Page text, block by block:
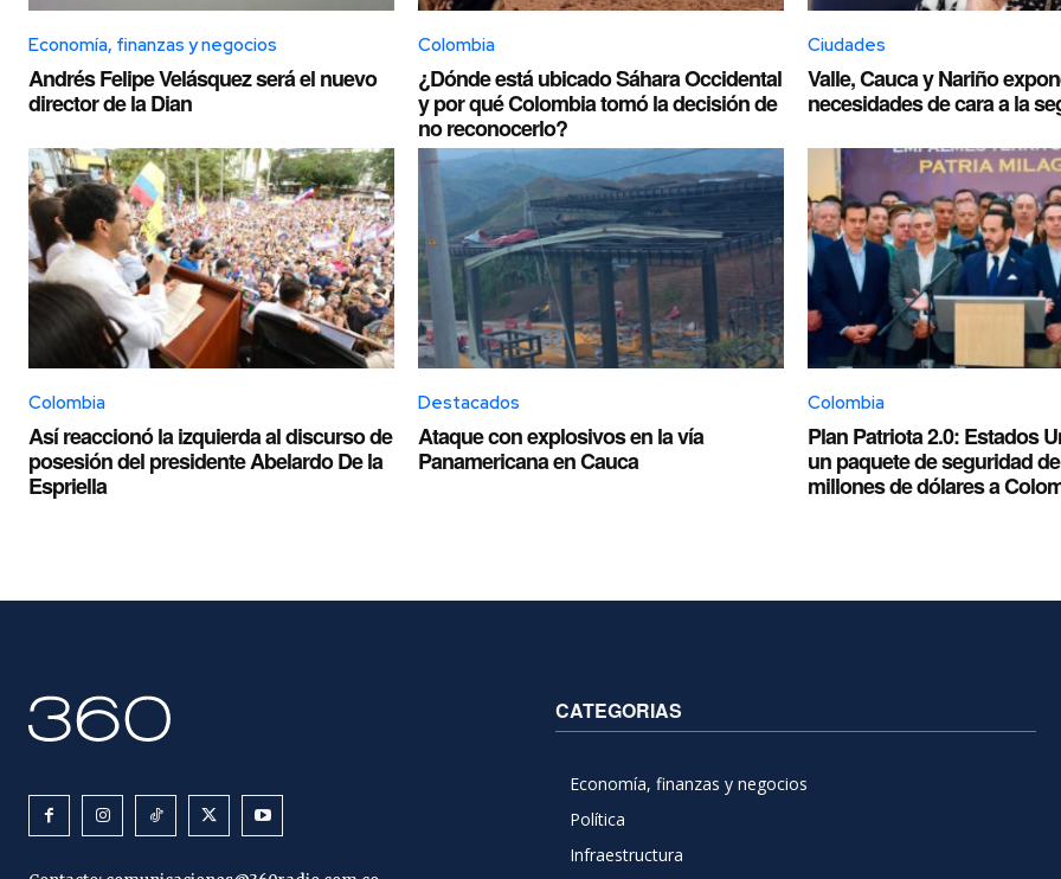
Economía, finanzas y negocios
Andrés Felipe Velásquez será el nuevo
director de la Dian
Colombia
¿Dónde está ubicado Sáhara Occidental
y por qué Colombia tomó la decisión de
no reconocerlo?
Ciudades
Valle, Cauca y Nariño
necesidades de cara a la
Colombia
Así reaccionó la izquierda al discurso de
posesión del presidente Abelardo De la
Espriella
Destacados
Ataque con explosivos en la vía
Panamericana en Cauca
Colombia
Plan Patriota 2.0: Estados
un paquete de seguridad
millones de dólares a
CATEGORIAS
Economía, finanzas y negocios
Política
Infraestructura